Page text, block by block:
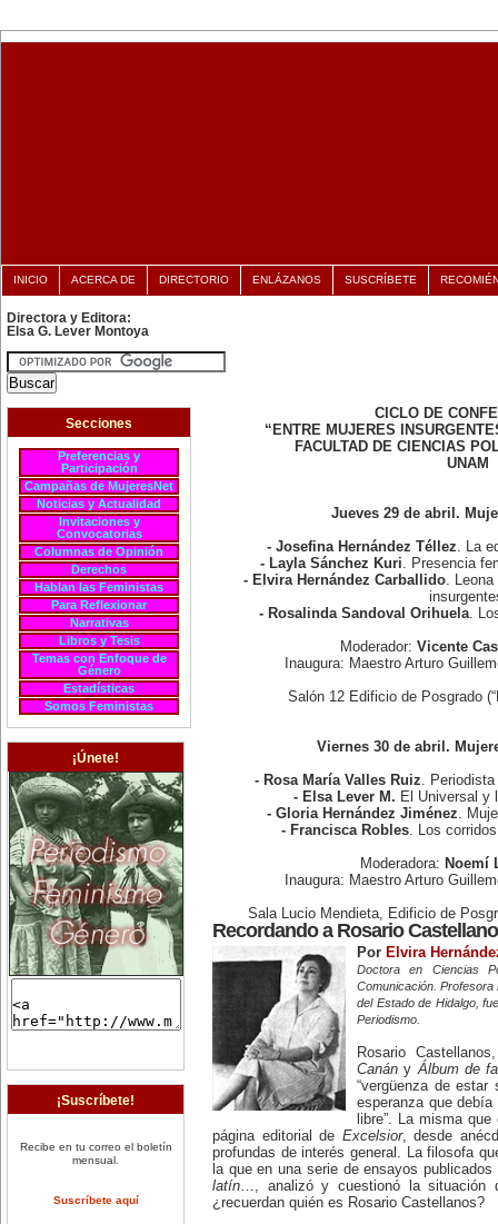
INICIO ACERCA DE DIRECTORIO ENLÁZANOS SUSCRÍBETE
Directora y Editora:
Elsa G. Lever Montoya
Secciones
Preferencias y
Participación
Campañas de MujeresNet
Noticias y Actualidad
Invitaciones y
Convocatorias
Columnas de Opinión
Derechos
Hablan las Feministas
Para Reflexionar
Narrativas
Libros y Tesis
Temas con Enfoque de
Género
Estadísticas
Somos Feministas
¡Únete!
¡Suscríbete!
Recibe en tu correo el boletín
mensual.
Suscríbete aquí
CICLO DE
“ENTRE MUJERES
FACULTAD DE CIENCIAS
UNAM
Jueves 29 de abril.
- Josefina Hernández Téllez . La
- Layla Sánchez Kuri . Presencia
- Elvira Hernández Carballido .
- Rosalinda Sandoval Orihuela.
Moderador: Vicente
Inaugura: Maestro Arturo
Salón 12 Edificio de Posgrado
Viernes 30 de abril.
- Rosa María Valles Ruiz .
- Elsa Lever M. El Universal y
- Gloria Hernández Jiménez .
- Francisca Robles . Los
Moderadora: Noemí
Inaugura: Maestro Arturo
Sala Lucio Mendieta, Edificio de
Recordando a Rosario
Por Elvira
Doctora en Ciencias
Comunicación. Profesora
del Estado de Hidalgo,
Periodismo.
Rosario
Canán y Álbum de
“vergüenza de estar
esperanza que debía
libre”. La misma
página editorial de Excelsior, desde
profundas de interés general. La filosofa
la que en una serie de ensayos
latín …, analizó y cuestionó la situación
¿recuerdan quién es Rosario Castellanos?